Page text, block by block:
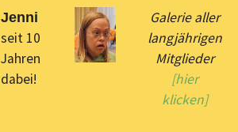
Jenni
seit 10
Jahren
dabei!
Galerie aller
langjährigen
Mitglieder
[hier
klicken]